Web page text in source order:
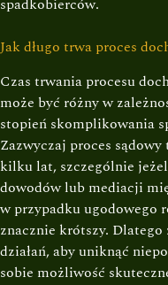
spadkobierców.
Jak długo trwa proces
Czas trwania procesu
może być różny w
stopień skomplikowania
Zazwyczaj proces
kilku lat, szczególnie
dowodów lub mediacji
w przypadku ugodowego
znacznie krótszy.
działań, aby uniknąć
sobie możliwość